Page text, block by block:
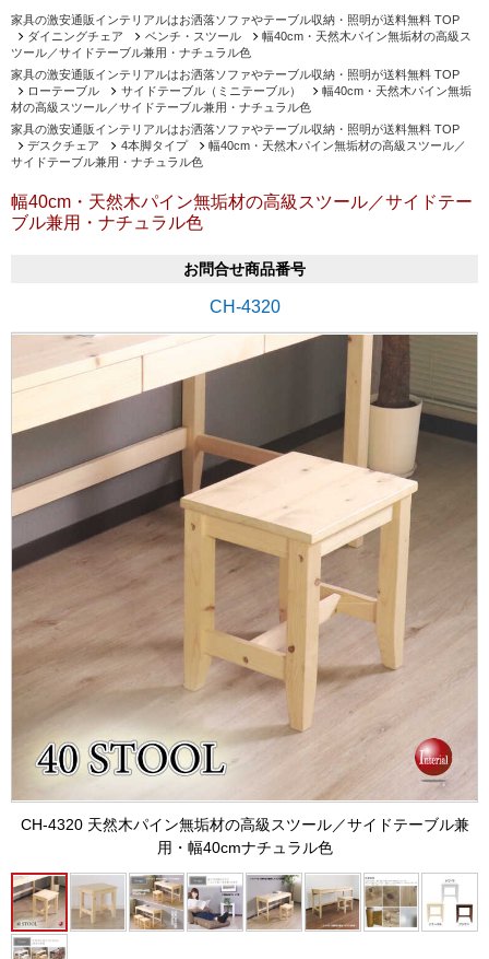
家具の激安通販インテリアルはお洒落ソファやテーブル収納・照明が送料無料 TOP
ダイニングチェア
ベンチ・スツール
幅40cm・天然木パイン無垢材の高級ス
ツール／サイドテーブル兼用・ナチュラル色
家具の激安通販インテリアルはお洒落ソファやテーブル収納・照明が送料無料 TOP
ローテーブル
サイドテーブル（ミニテーブル）
幅40cm・天然木パイン無垢
材の高級スツール／サイドテーブル兼用・ナチュラル色
家具の激安通販インテリアルはお洒落ソファやテーブル収納・照明が送料無料 TOP
デスクチェア
4本脚タイプ
幅40cm・天然木パイン無垢材の高級スツール／
サイドテーブル兼用・ナチュラル色
幅40cm・天然木パイン無垢材の高級スツール／サイドテー
ブル兼用・ナチュラル色
お問合せ商品番号
CH-4320
CH-4320 天然木パイン無垢材の高級スツール／サイドテーブル兼
用・幅40cmナチュラル色